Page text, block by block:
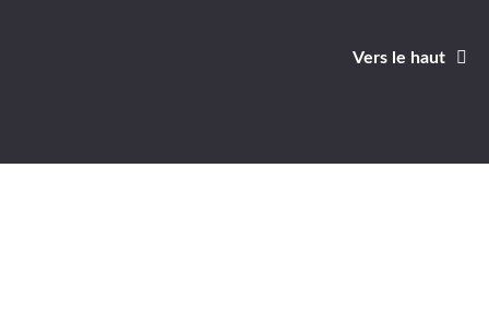
Vers le haut